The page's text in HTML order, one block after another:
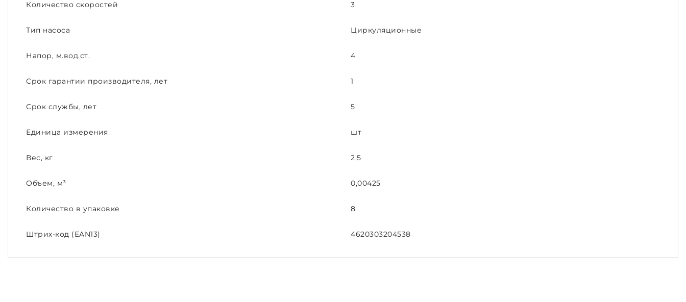
Количество скоростей 3
Тип насоса Циркуляционные
Напор, м.вод.ст. 4
Срок гарантии производителя, лет 1
Срок службы, лет 5
Единица измерения шт
Вес, кг 2,5
Объем, м³ 0,00425
Количество в упаковке 8
Штрих-код (EAN13) 4620303204538